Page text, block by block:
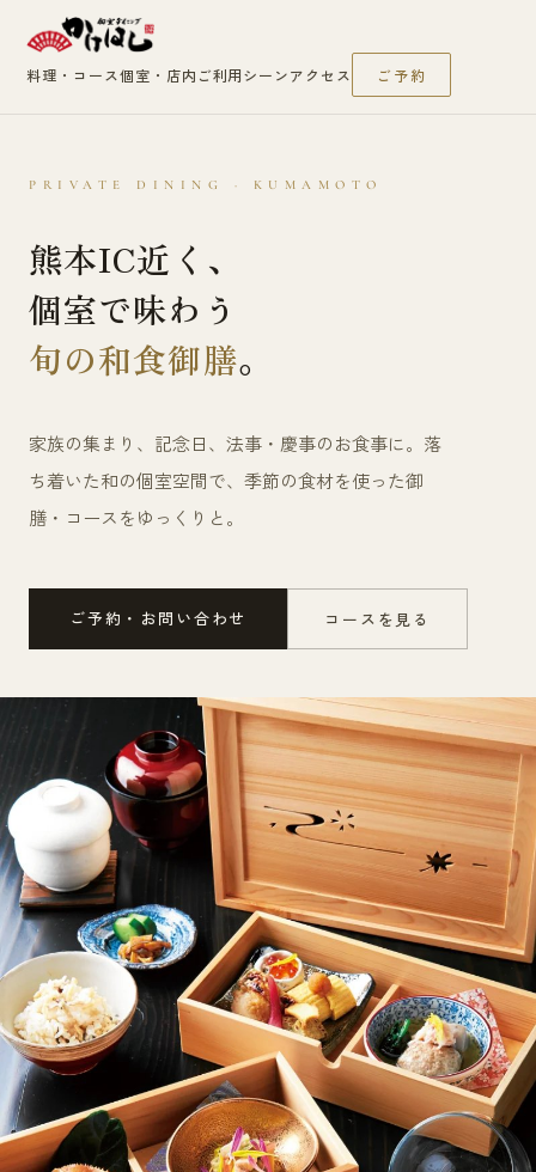
料理・コース個室・店内 ご利用シーンアクセス ご予約
PRIVATE DINING · KUMAMOTO
熊本IC近く、
個室で味わう
旬の和食御膳。
家族の集まり、記念日、法事・慶事のお食事に。落
ち着いた和の個室空間で、季節の食材を使った御
膳・コースをゆっくりと。
ご予約・お問い合わせ コースを見る